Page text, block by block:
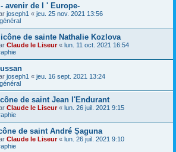
avenir de l ' Europe-
joseph1 « jeu. 25 nov. 2021 13:56
de sainte Nathalie Kozlova
Claude le Liseur« lun. 11 oct. 2021 16:54
joseph1 « jeu. 16 sept. 2021 13:24
de saint Jean l'Endurant
Claude le Liseur« lun. 26 juil. 2021 9:15
de saint André Șaguna
Claude le Liseur« lun. 26 juil. 2021 9:10